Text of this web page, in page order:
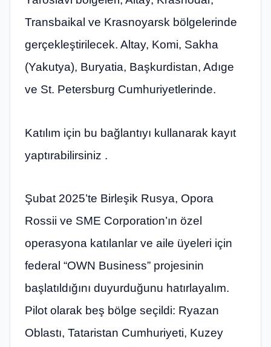
Transbaikal ve Krasnoyarsk bölgelerinde
gerçekleştirilecek. Altay, Komi, Sakha
(Yakutya), Buryatia, Başkurdistan, Adıge
ve St. Petersburg Cumhuriyetlerinde.
Katılım için bu bağlantıyı kullanarak kayıt
yaptırabilirsiniz .
Şubat 2025’te Birleşik Rusya, Opora
Rossii ve SME Corporation’ın özel
operasyona katılanlar ve aile üyeleri için
federal “OWN Business” projesinin
başlatıldığını duyurduğunu hatırlayalım.
Pilot olarak beş bölge seçildi: Ryazan
Oblastı, Tataristan Cumhuriyeti, Kuzey